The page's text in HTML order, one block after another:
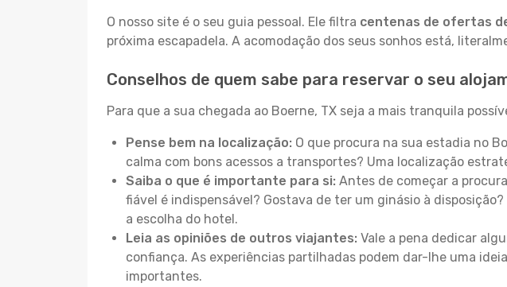
O nosso site é o seu guia pessoal. Ele filtra centenas de ofertas
próxima escapadela. A acomodação dos seus sonhos está,
Conselhos de quem sabe para reservar o seu
Para que a sua chegada ao Boerne, TX seja a mais tranquila
Pense bem na localização: O que procura na sua estadia no
calma com bons acessos a transportes? Uma localização
Saiba o que é importante para si: Antes de começar a
fiável é indispensável? Gostava de ter um ginásio à
a escolha do hotel.
Leia as opiniões de outros viajantes: Vale a pena dedicar
confiança. As experiências partilhadas podem dar-lhe uma
importantes.